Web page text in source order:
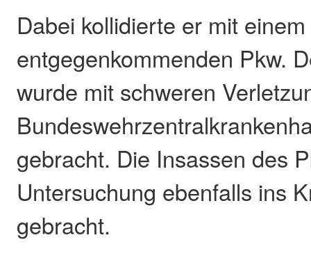
Dabei kollidierte er mit einem
entgegenkommenden Pkw.
wurde mit schweren
gebracht. Die Insassen des
Untersuchung ebenfalls ins
gebracht.